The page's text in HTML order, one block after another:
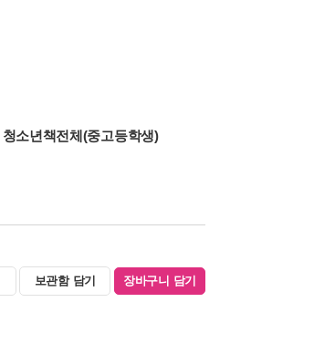
청소년책전체(중고등학생)
보관함 담기 장바구니 담기